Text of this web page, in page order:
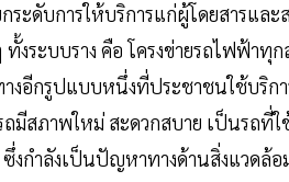
ดับการให้บริการแก่ผู้โดยสารและส
ระบบราง คือ โครงข่ายรถไฟฟ้าทุก
างอีกรูปแบบหนึ่งที่ประชาชนใช้บริ
มีสภาพใหม่ สะดวกสบาย เป็นรถที่
งกำลังเป็นปัญหาทางด้านสิ่งแวดล้